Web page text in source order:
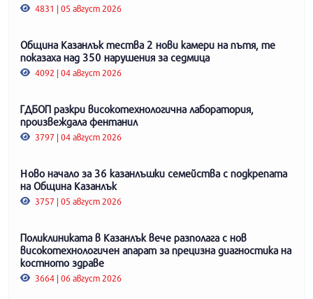
4831 | 05 август 2026
Община Казанлък тества 2 нови камери на пътя, те
показаха над 350 нарушения за седмица
4092 | 04 август 2026
ГДБОП разкри високотехнологична лаборатория,
произвеждала фентанил
3797 | 04 август 2026
Ново начало за 36 казанлъшки семейства с подкрепата
на Община Казанлък
3757 | 05 август 2026
Поликлиниката в Казанлък вече разполага с нов
високотехнологичен апарат за прецизна диагностика на
костното здраве
3664 | 06 август 2026